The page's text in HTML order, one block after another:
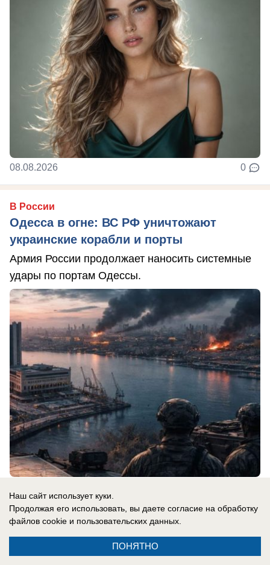
08.08.2026 0
В России
Одесса в огне: ВС РФ уничтожают
украинские корабли и порты
Армия России продолжает наносить системные
удары по портам Одессы.
Новости СМИ2
Наш сайт использует куки.
Продолжая его использовать, вы даете согласие на обработку
файлов cookie и пользовательских данных.
ПОНЯТНО